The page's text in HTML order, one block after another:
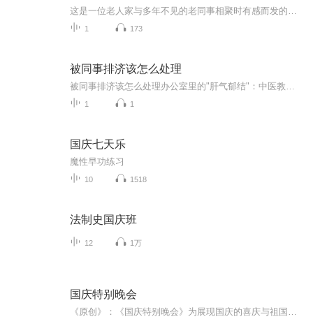
1 173
被同事排济该怎么处理
1 1
国庆七天乐
魔性早功练习
10 1518
法制史国庆班
12 1万
国庆特别晚会